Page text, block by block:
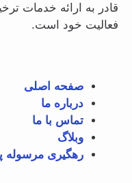
قادر به ارائه خدمات
فعالیت خود است.
صفحه اصلی
درباره ما
تماس با ما
وبلاگ
رهگیری مرسوله